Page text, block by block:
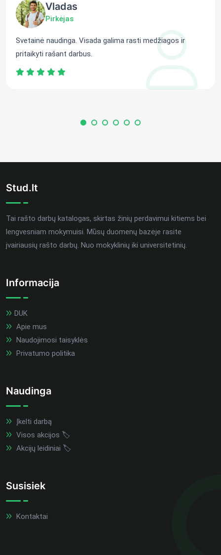
Vladas
Pirkėjas
Svetainė naudinga. Visada galima rasti medžiagos ir
pritaikyti rašant darbus.
Stud.lt
Tai rašto darbų katalogas, skirtas žinių perdavimui kitiems bei
lengvesniam mokymuisi. Mūsų duomenų bazėje rasite
įvairiausių rašto darbų. Nuo mokyklinių iki universitetinių.
Informacija
DUK
Apie mus
Naudojimosi taisyklės
Privatumo politika
Naudinga
Įkelti darbą
Visos akcijos 🏷️
Akcijų leidiniai 🏷️
Susisiek
Kontaktai